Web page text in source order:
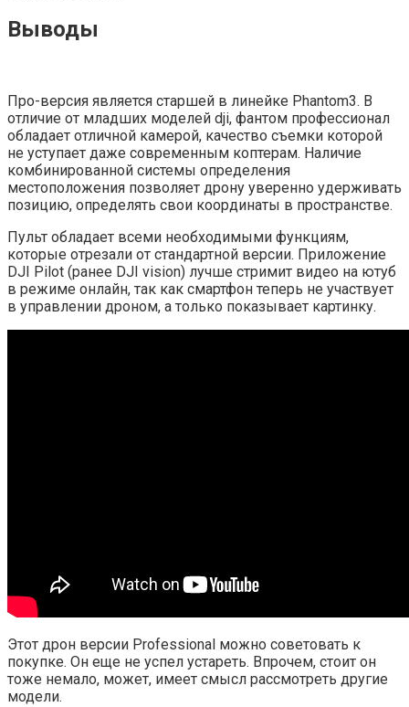
Выводы
Про-версия является старшей в линейке Phantom3. В
отличие от младших моделей dji, фантом профессионал
обладает отличной камерой, качество съемки которой
не уступает даже современным коптерам. Наличие
комбинированной системы определения
местоположения позволяет дрону уверенно удерживать
позицию, определять свои координаты в пространстве.
Пульт обладает всеми необходимыми функциям,
которые отрезали от стандартной версии. Приложение
DJI Pilot (ранее DJI vision) лучше стримит видео на ютуб
в режиме онлайн, так как смартфон теперь не участвует
в управлении дроном, а только показывает картинку.
Этот дрон версии Professional можно советовать к
покупке. Он еще не успел устареть. Впрочем, стоит он
тоже немало, может, имеет смысл рассмотреть другие
модели.